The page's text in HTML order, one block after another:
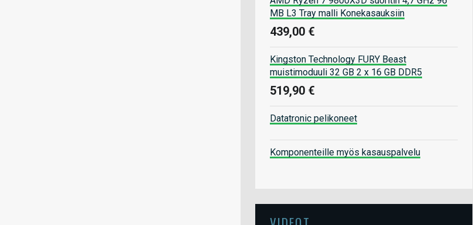
MB L3 Tray malli Konekasauksiin
439,00 €
Kingston Technology FURY Beast
muistimoduuli 32 GB 2 x 16 GB DDR5
519,90 €
Datatronic pelikoneet
Komponenteille myös kasauspalvelu